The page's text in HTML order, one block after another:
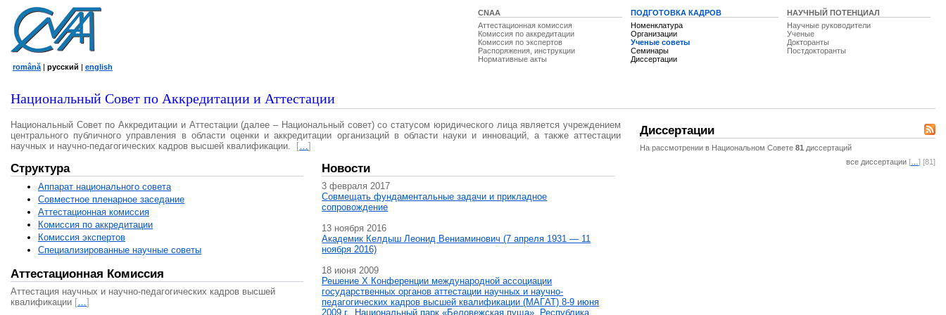
CNAA
Аттестационная комиссия
Комиссия по аккредитации
Комиссия по экспертов
Распоряжения, инструкции
Нормативные акты
ПОДГОТОВКА КАДРОВ
Номенклатура
Организации
Ученые советы
Семинары
Диссертации
НАУЧНЫЙ ПОТЕНЦИАЛ
Научные руководители
Ученые
Докторанты
Постдокторанты
română | русский | english
Национальный Совет по Аккредитации и Аттестации
Национальный Совет по Аккредитации и Аттестации (далее – Национальный совет) со статусом юридического лица является учреждением
центрального публичного управления в области оценки и аккредитации организаций в области науки и инноваций, а также аттестации
научных и научно-педагогических кадров высшей квалификации.
[…]
Структура
Аппарат национального совета
Совместное пленарное заседание
Аттестационная комисcия
Комиссия по аккредитации
Комиссия экспертов
Специализированные научные советы
Аттестационная Комиссия
Аттестация научных и научно-педагогических кадров высшей
квалификации […]
Новости
3 февраля 2017
Совмещать фундаментальные задачи и прикладное
сопровождение
13 ноября 2016
Академик Келдыш Леонид Вениаминович (7 апреля 1931 — 11
ноября 2016)
18 июня 2009
Решение X Конференции международной ассоциации
государственных органов аттестации научных и научно-
педагогических кадров высшей квалификации (МАГAT) 8-9 июня
2009 г., Национальный парк «Беловежская пуща», Республика
Диссертации
На рассмотрении в Национальном Совете 81 диссертаций
все диссертации [ ] [81]